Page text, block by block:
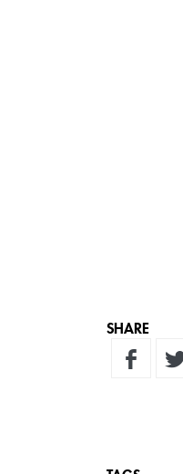
SHARE